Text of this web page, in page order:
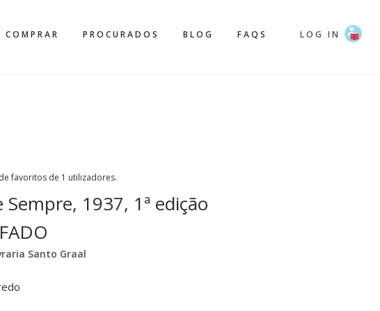
COMPRAR PROCURADOS BLOG FAQS LOG IN
favoritos de 1 utilizadores.
Sempre, 1937, 1ª edição
Santo Graal